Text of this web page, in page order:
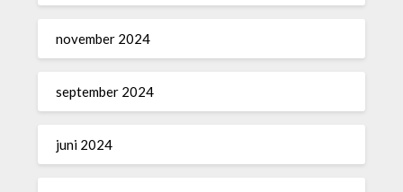
november 2024
september 2024
juni 2024